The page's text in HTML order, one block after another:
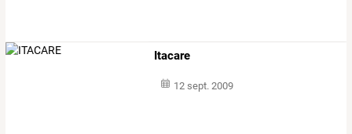
Itacare
12 sept. 2009